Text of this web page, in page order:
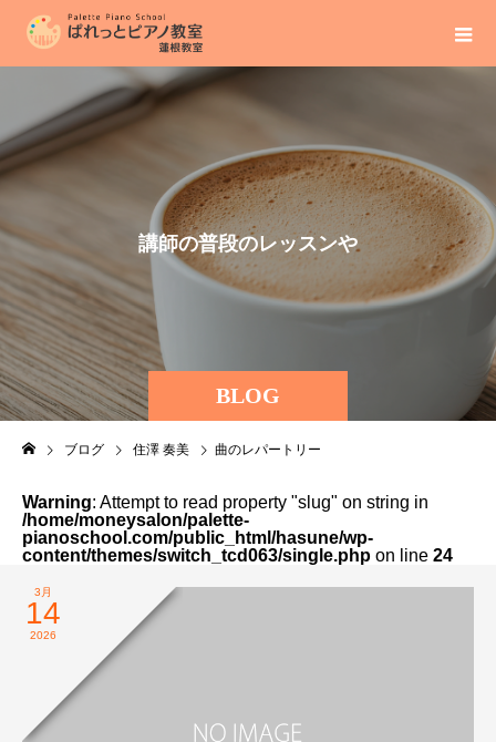
BLOG
講師の普段のレッスンや
ブログ 住澤 奏美 曲のレパートリー
Warning: Attempt to read property "slug" on string in
/home/moneysalon/palette-
pianoschool.com/public_html/hasune/wp-
content/themes/switch_tcd063/single.php on line 24
3月
14
2026